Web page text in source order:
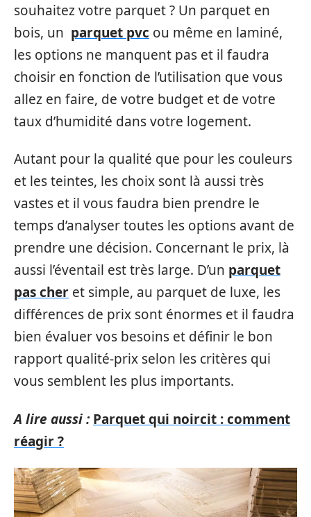
souhaitez votre parquet ? Un parquet en
bois, un parquet pvc ou même en laminé,
les options ne manquent pas et il faudra
choisir en fonction de l’utilisation que vous
allez en faire, de votre budget et de votre
taux d’humidité dans votre logement.
Autant pour la qualité que pour les couleurs
et les teintes, les choix sont là aussi très
vastes et il vous faudra bien prendre le
temps d’analyser toutes les options avant de
prendre une décision. Concernant le prix, là
aussi l’éventail est très large. D’un parquet
pas cher et simple, au parquet de luxe, les
différences de prix sont énormes et il faudra
bien évaluer vos besoins et définir le bon
rapport qualité-prix selon les critères qui
vous semblent les plus importants.
A lire aussi : Parquet qui noircit : comment
réagir ?